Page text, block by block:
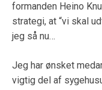
formanden Heino
strategi, at “vi skal
jeg så nu…
Jeg har ønsket
vigtig del af